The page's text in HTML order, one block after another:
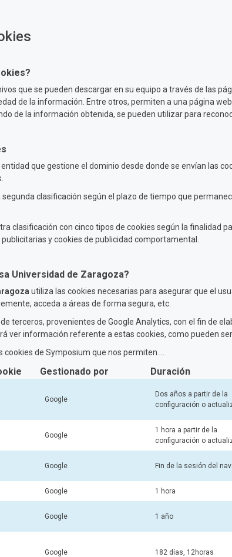
que se pueden descargar en su equipo a través de las
de la información. Entre otros, permiten a una página
de la información obtenida, se pueden utilizar para
que gestione el dominio desde donde se envían las
segunda clasificación según el plazo de tiempo que
clasificación con cinco tipos de cookies según la finalidad
y cookies de publicidad comportamental.
Universidad de Zaragoza?
utiliza las cookies necesarias para asegurar que el
acceda a áreas de forma segura, etc.
terceros, provenientes de Google Analytics, con el fin de
ver información referente a estas cookies, como pueden
de Symposium que nos permiten....
Gestionado por Duración
Google
Dos años a partir de la
configuración o
Google
1 hora a partir de la
configuración o
Google Fin de la sesión del
Google 1 hora
Google 1 año
Google 182 días, 12horas